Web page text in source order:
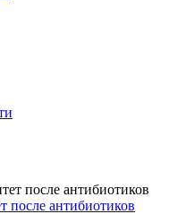
после антибиотиков